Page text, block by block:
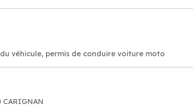
véhicule, permis de conduire voiture moto